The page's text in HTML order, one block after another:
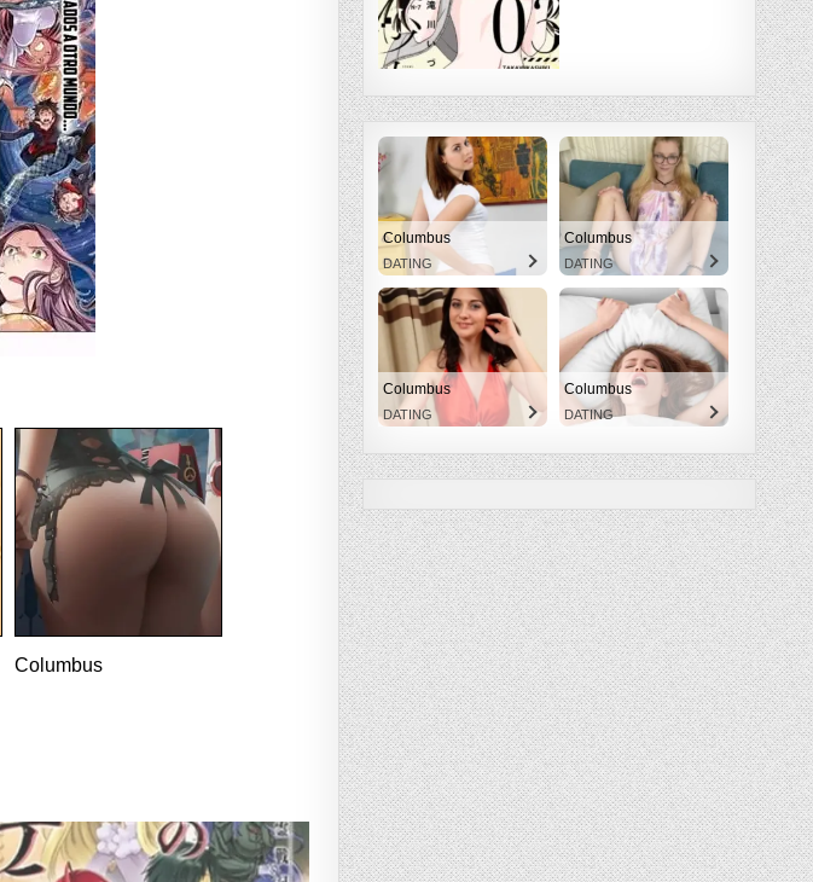
Columbus
Columbus
DATING
Columbus
DATING
Columbus
DATING
Columbus
DATING